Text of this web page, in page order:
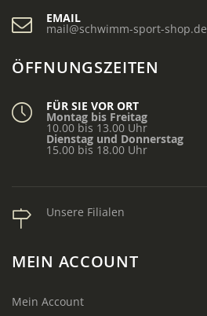
EMAIL
mail@schwimm-sport-shop.de
ÖFFNUNGSZEITEN
FÜR SIE VOR ORT
Montag bis Freitag
10.00 bis 13.00 Uhr
Dienstag und Donnerstag
15.00 bis 18.00 Uhr
Unsere Filialen
MEIN ACCOUNT
Mein Account